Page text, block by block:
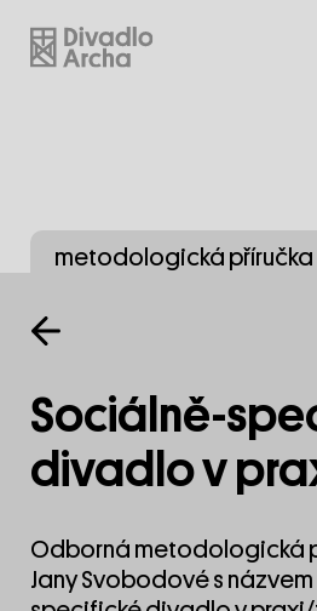
metodologická příručka
Sociálně-
divadlo v
Odborná metodologická
Jany Svobodové s